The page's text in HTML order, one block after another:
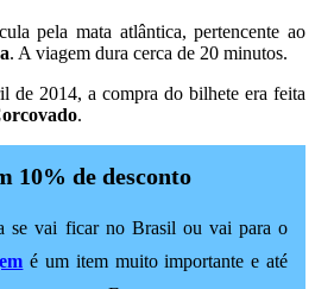
pela mata atlântica, pertencente ao
. A viagem dura cerca de 20 minutos.
de 2014, a compra do bilhete era feita
.
10% de desconto
se vai ficar no Brasil ou vai para o
é um item muito importante e até